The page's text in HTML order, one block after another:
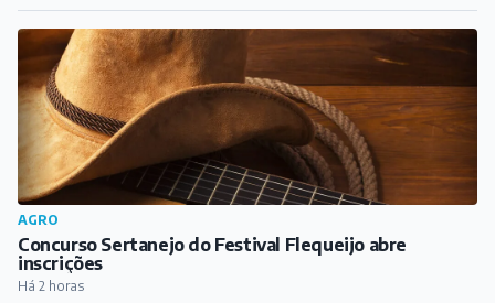
Há 2 horas
CULTURA
Barbacena recebe 12º Divert - Encontro de Palhaços
no próximo fim de semana